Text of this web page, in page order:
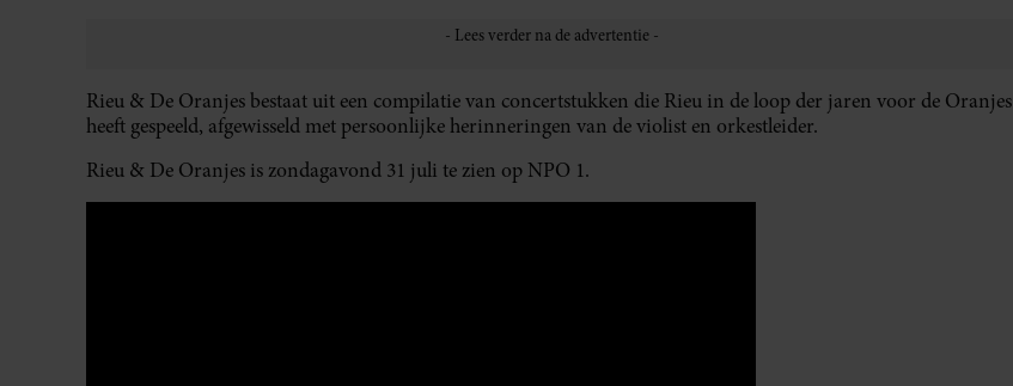
Rieu & De Oranjes bestaat uit een compilatie van concertstukken die Rieu in de loop der jaren voor de Oranjes
heeft gespeeld, afgewisseld met persoonlijke herinneringen van de violist en orkestleider.
Rieu & De Oranjes is zondagavond 31 juli te zien op NPO 1.